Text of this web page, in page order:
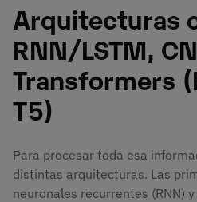
Arquitecturas
RNN/LSTM,
Transformers
T5)
Para procesar toda esa
distintas arquitecturas. Las
neuronales recurrentes (RNN)